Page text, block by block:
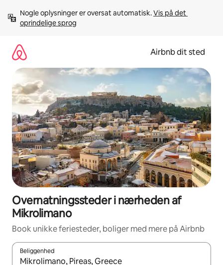
videre
Nogle oplysninger er oversat automatisk. Vis på det
oprindelige sprog
Airbnb dit sted
Overnatningssteder i nærheden af
Mikrolimano
Book unikke feriesteder, boliger med mere på Airbnb
Beliggenhed
Når resultaterne er tilgængelige, skal du navigere med